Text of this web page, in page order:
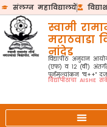
संलग्न महाविद्यालये
स्वामी
मराठवाडा
नांदेड
विद्यापीठ अनुदान
(एफ) व १२ (बी)
पुर्नमुल्यांकन "ब++"
विद्यापीठाचा AISHE